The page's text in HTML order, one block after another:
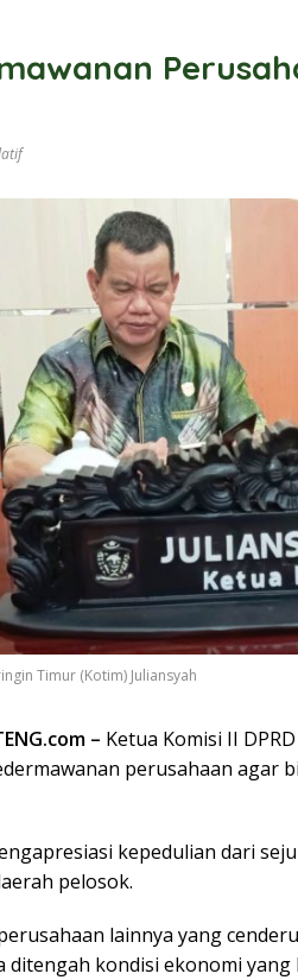
Timur (Kotim) Juliansyah
– Ketua Komisi II
perusahaan agar
kepedulian dari
pelosok.
lainnya yang
ditengah kondisi ekonomi